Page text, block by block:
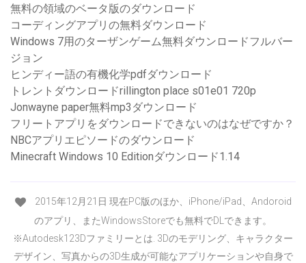
無料の領域のベータ版のダウンロード
コーディングアプリの無料ダウンロード
Windows 7用のターザンゲーム無料ダウンロードフルバー
ジョン
ヒンディー語の有機化学pdfダウンロード
トレントダウンロードrillington place s01e01 720p
Jonwayne paper無料mp3ダウンロード
フリートアプリをダウンロードできないのはなぜですか？
NBCアプリエピソードのダウンロード
Minecraft Windows 10 Editionダウンロード1.14
2015年12月21日 現在PC版のほか、iPhone/iPad、Andoroid
のアプリ、またWindowsStoreでも無料でDLできます。
※Autodesk123Dファミリーとは. 3Dのモデリング、キャラクター
デザイン、写真からの3D生成が可能なアプリケーションや自身で